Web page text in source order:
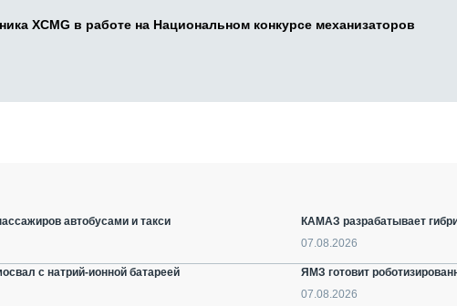
XCMG в работе на Национальном конкурсе механизаторов
автобусами и такси
КАМАЗ разрабатывает
07.08.2026
с натрий-ионной батареей
ЯМЗ готовит
07.08.2026